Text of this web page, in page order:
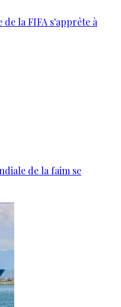
la FIFA s'apprête à
de la faim se